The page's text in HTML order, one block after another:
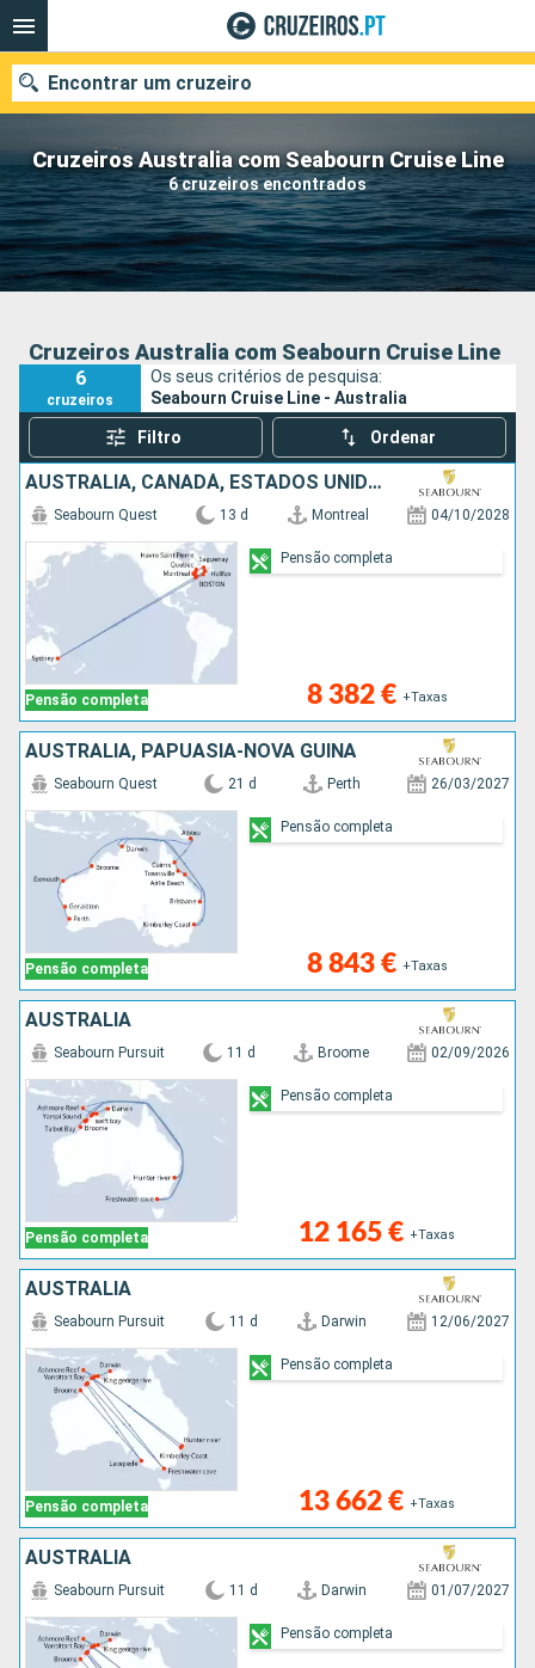
Cruzeiros Australia com Seabourn Cruise Line
6 cruzeiros encontrados
Encontrar um cruzeiro
Quando ir?
Data de partida
Pesquisar
Cruzeiros Australia com Seabourn Cruise Line
6
cruzeiros
Os seus critérios de pesquisa:
Seabourn Cruise Line - Australia
Filtro Ordenar
AUSTRALIA, CANADÁ, ESTADOS UNIDOS
Pensão completa
Seabourn Quest 13 d Montreal 04/10/2028
8 382 € +Taxas
Pensão completa
AUSTRALIA, PAPUASIA-NOVA GUINÃ
Pensão completa
Seabourn Quest 21 d Perth 26/03/2027
8 843 € +Taxas
Pensão completa
AUSTRALIA
Pensão completa
Seabourn Pursuit 11 d Broome 02/09/2026
12 165 € +Taxas
Pensão completa
AUSTRALIA
Pensão completa
Seabourn Pursuit 11 d Darwin 12/06/2027
13 662 € +Taxas
Pensão completa
AUSTRALIA
Seabourn Pursuit 11 d Darwin 01/07/2027
Pensão completa